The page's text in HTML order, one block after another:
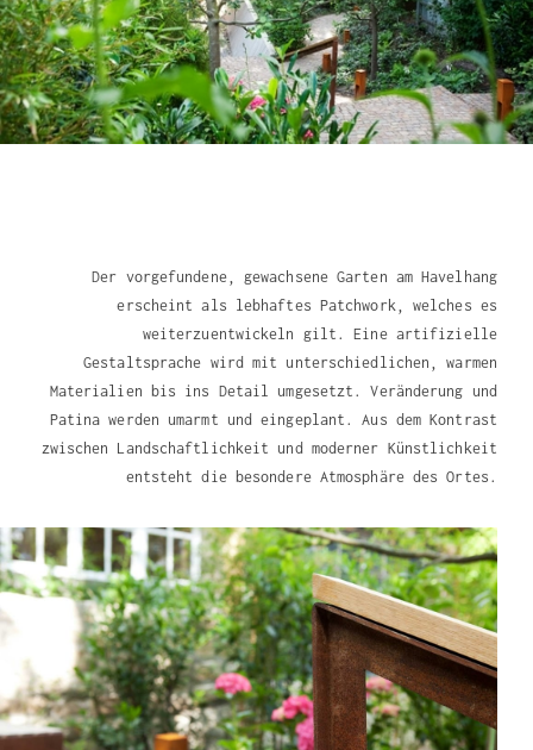
Der vorgefundene, gewachsene Garten am Havelhang
erscheint als lebhaftes Patchwork, welches es
weiterzuentwickeln gilt. Eine artifizielle
Gestaltsprache wird mit unterschiedlichen, warmen
Materialien bis ins Detail umgesetzt. Veränderung und
Patina werden umarmt und eingeplant. Aus dem Kontrast
zwischen Landschaftlichkeit und moderner Künstlichkeit
entsteht die besondere Atmosphäre des Ortes.